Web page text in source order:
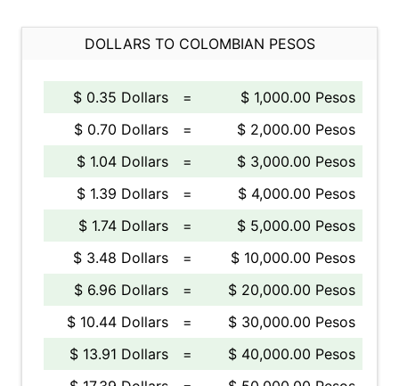
DOLLARS TO COLOMBIAN PESOS
$ 0.35 Dollars =
$ 1,000.00 Pesos
$ 0.70 Dollars
=
$ 2,000.00 Pesos
$ 1.04 Dollars
=
$ 3,000.00 Pesos
$ 1.39 Dollars
=
$ 4,000.00 Pesos
$ 1.74 Dollars
=
$ 5,000.00 Pesos
$ 3.48 Dollars
=
$ 10,000.00 Pesos
$ 6.96 Dollars
=
$ 20,000.00 Pesos
$ 10.44 Dollars
=
$ 30,000.00 Pesos
$ 13.91 Dollars
=
$ 40,000.00 Pesos